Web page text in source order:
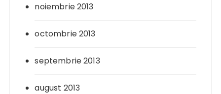
noiembrie 2013
octombrie 2013
septembrie 2013
august 2013